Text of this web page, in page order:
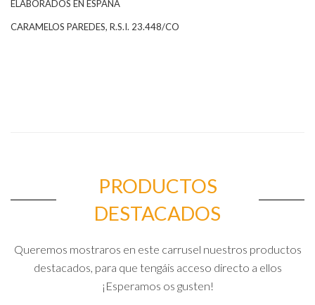
ELABORADOS EN ESPAÑA
CARAMELOS PAREDES, R.S.I. 23.448/CO
PRODUCTOS
DESTACADOS
Queremos mostraros en este carrusel nuestros productos
destacados, para que tengáis acceso directo a ellos
¡Esperamos os gusten!